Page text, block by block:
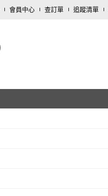
會員中心 查訂單 追蹤清單